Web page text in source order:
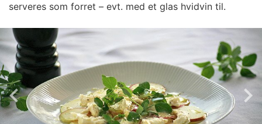
serveres som forret – evt. med et glas hvidvin til.